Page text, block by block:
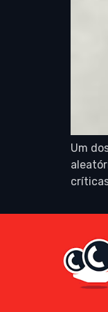
Um